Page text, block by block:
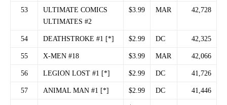
53
ULTIMATE COMICS
ULTIMATES #2
$3.99 MAR 42,728
54 DEATHSTROKE #1 [*] $2.99 DC 42,325
55 X-MEN #18 $3.99 MAR 42,066
56 LEGION LOST #1 [*] $2.99 DC 41,726
57 ANIMAL MAN #1 [*] $2.99 DC 41,446